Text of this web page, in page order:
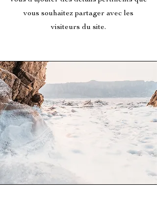
vous souhaitez partager avec les
visiteurs du site.